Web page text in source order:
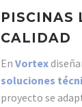
PISCINAS
CALIDAD
En Vortex
soluciones
proyecto se